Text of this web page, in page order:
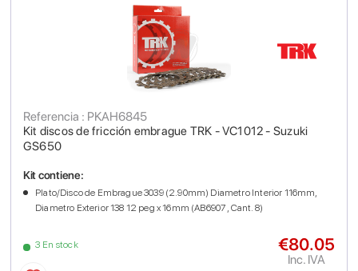
Kit discos de fricción embrague TRK - VC1012 - Suzuki
GS650
Referencia : PKAH6845
3 En stock
Kit contiene:
Plato/Disco de Embrague 3039 (2.90mm) Diametro Interior 116mm,
Diametro Exterior 138 12 peg x 16mm (AB6907 , Cant. 8)
€80.05
Inc. IVA